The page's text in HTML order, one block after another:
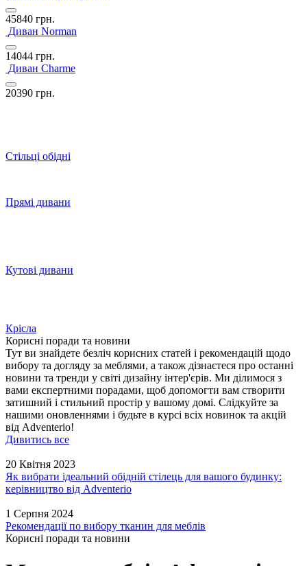
45840 грн.
Диван Norman
14044 грн.
Диван Сharme
20390 грн.
Стільці обідні
Прямі дивани
Кутові дивани
Крісла
Корисні поради та новини
Тут ви знайдете безліч корисних статей і рекомендацій щодо
вибору та догляду за меблями, а також дізнаєтеся про останні
новини та тренди у світі дизайну інтер'єрів. Ми ділимося з
вами експертними порадами, щоб допомогти вам створити
затишний і стильний простір у вашому домі. Слідкуйте за
нашими оновленнями і будьте в курсі всіх новинок та акцій
від Adventerio!
Дивитись все
20 Квітня 2023
Як вибрати ідеальний обідній стілець для вашого будинку:
керівництво від Adventerio
1 Серпня 2024
Рекомендації по вибору тканин для меблів
Корисні поради та новини